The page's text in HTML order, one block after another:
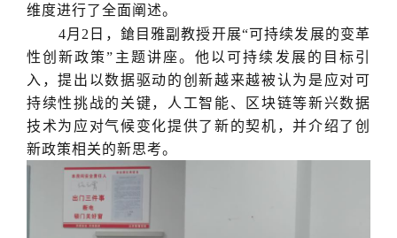
维度进行了全面阐述。
4月2日，鎗目雅副教授开展“可持续发展的变革
性创新政策”主题讲座。他以可持续发展的目标引
入，提出以数据驱动的创新越来越被认为是应对可
持续性挑战的关键，人工智能、区块链等新兴数据
技术为应对气候变化提供了新的契机，并介绍了创
新政策相关的新思考。